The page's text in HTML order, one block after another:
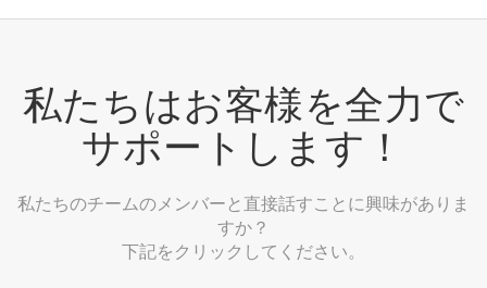
私たちはお客様を全力で
サポートします！
私たちのチームのメンバーと直接話すことに興味がありま
すか？
下記をクリックしてください。